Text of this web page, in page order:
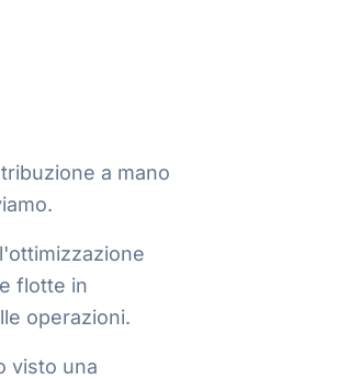
a mano
flotte in
operazioni.
visto una